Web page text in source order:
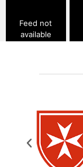
Feed not
available